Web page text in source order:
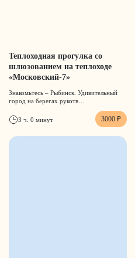
Теплоходная прогулка со
шлюзованием на теплоходе
«Московский-7»
Знакомьтесь – Рыбинск. Удивительный
город на берегах рукотв…
3 ч. 0 минут 3000 ₽